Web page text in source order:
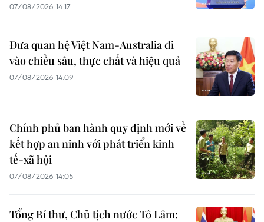
07/08/2026 14:17
Đưa quan hệ Việt Nam-Australia đi
vào chiều sâu, thực chất và hiệu quả
07/08/2026 14:09
Chính phủ ban hành quy định mới về
kết hợp an ninh với phát triển kinh
tế-xã hội
07/08/2026 14:05
Tổng Bí thư, Chủ tịch nước Tô Lâm: